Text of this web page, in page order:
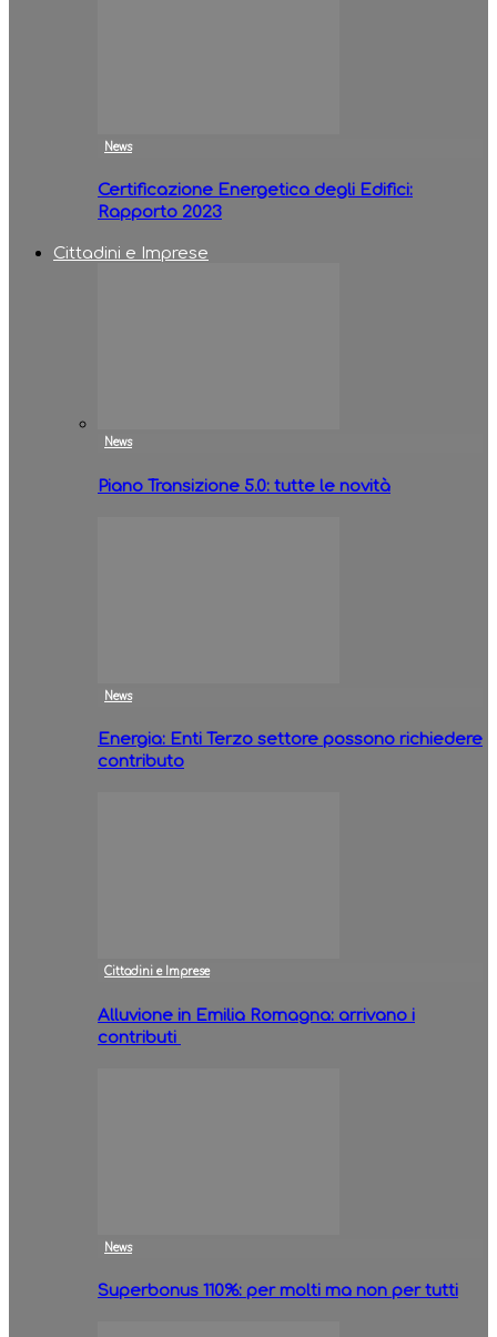
News
Certificazione Energetica degli Edifici:
Rapporto 2023
Cittadini e Imprese
News
Piano Transizione 5.0: tutte le novità
News
Energia: Enti Terzo settore possono richiedere
contributo
Cittadini e Imprese
Alluvione in Emilia Romagna: arrivano i
contributi
News
Superbonus 110%: per molti ma non per tutti